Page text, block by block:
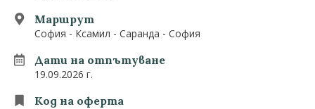
Маршрут
София - Ксамил - Саранда - София
Дати на отпътуване
19.09.2026 г.
Код на оферта